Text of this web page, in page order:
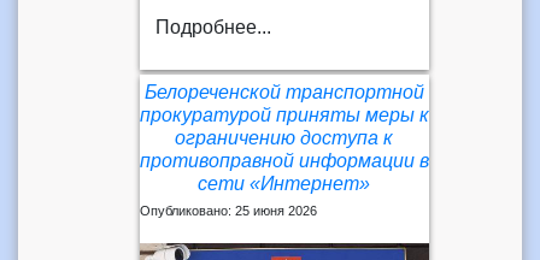
Подробнее...
Белореченской транспортной
прокуратурой приняты меры к
ограничению доступа к
противоправной информации в
сети «Интернет»
Опубликовано: 25 июня 2026